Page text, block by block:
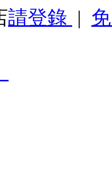
請登錄 |